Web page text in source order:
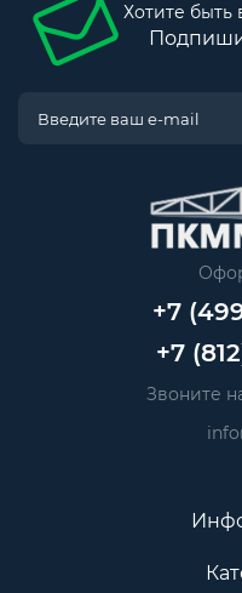
Хотите быть
+7
+7
Звоните